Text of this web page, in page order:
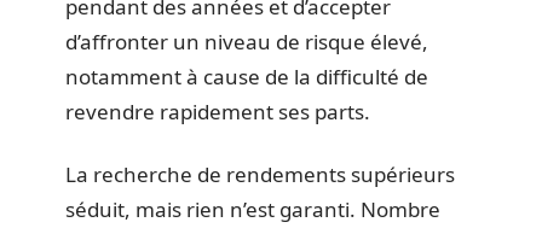
pendant des années et d’accepter
d’affronter un niveau de risque élevé,
notamment à cause de la difficulté de
revendre rapidement ses parts.
La recherche de rendements supérieurs
séduit, mais rien n’est garanti. Nombre